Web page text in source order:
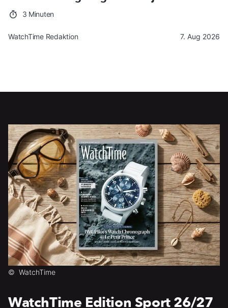
3 Minuten
WatchTime Redaktion 7. Aug 2026
© WatchTime
WatchTime Edition Sport 26/27